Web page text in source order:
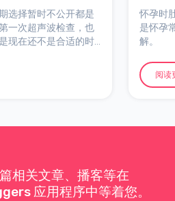
选择暂时不公开都是
一次超声波检查，也
现在还不是合适的时
怀孕时
是怀孕
解。
阅读
相关文章、播客等在
应用程序中等着您。